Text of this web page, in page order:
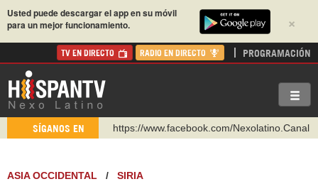
×
Usted puede descargar el app en su móvil
para un mejor funcionamiento.
TV EN DIRECTO RADIO EN DIRECTO PROGRAMACIÓN
SÍGANOS EN
https://www.facebook.com/Nexolatino.Canal
http://twitter.com/nexo_latino
ASIA OCCIDENTAL / SIRIA